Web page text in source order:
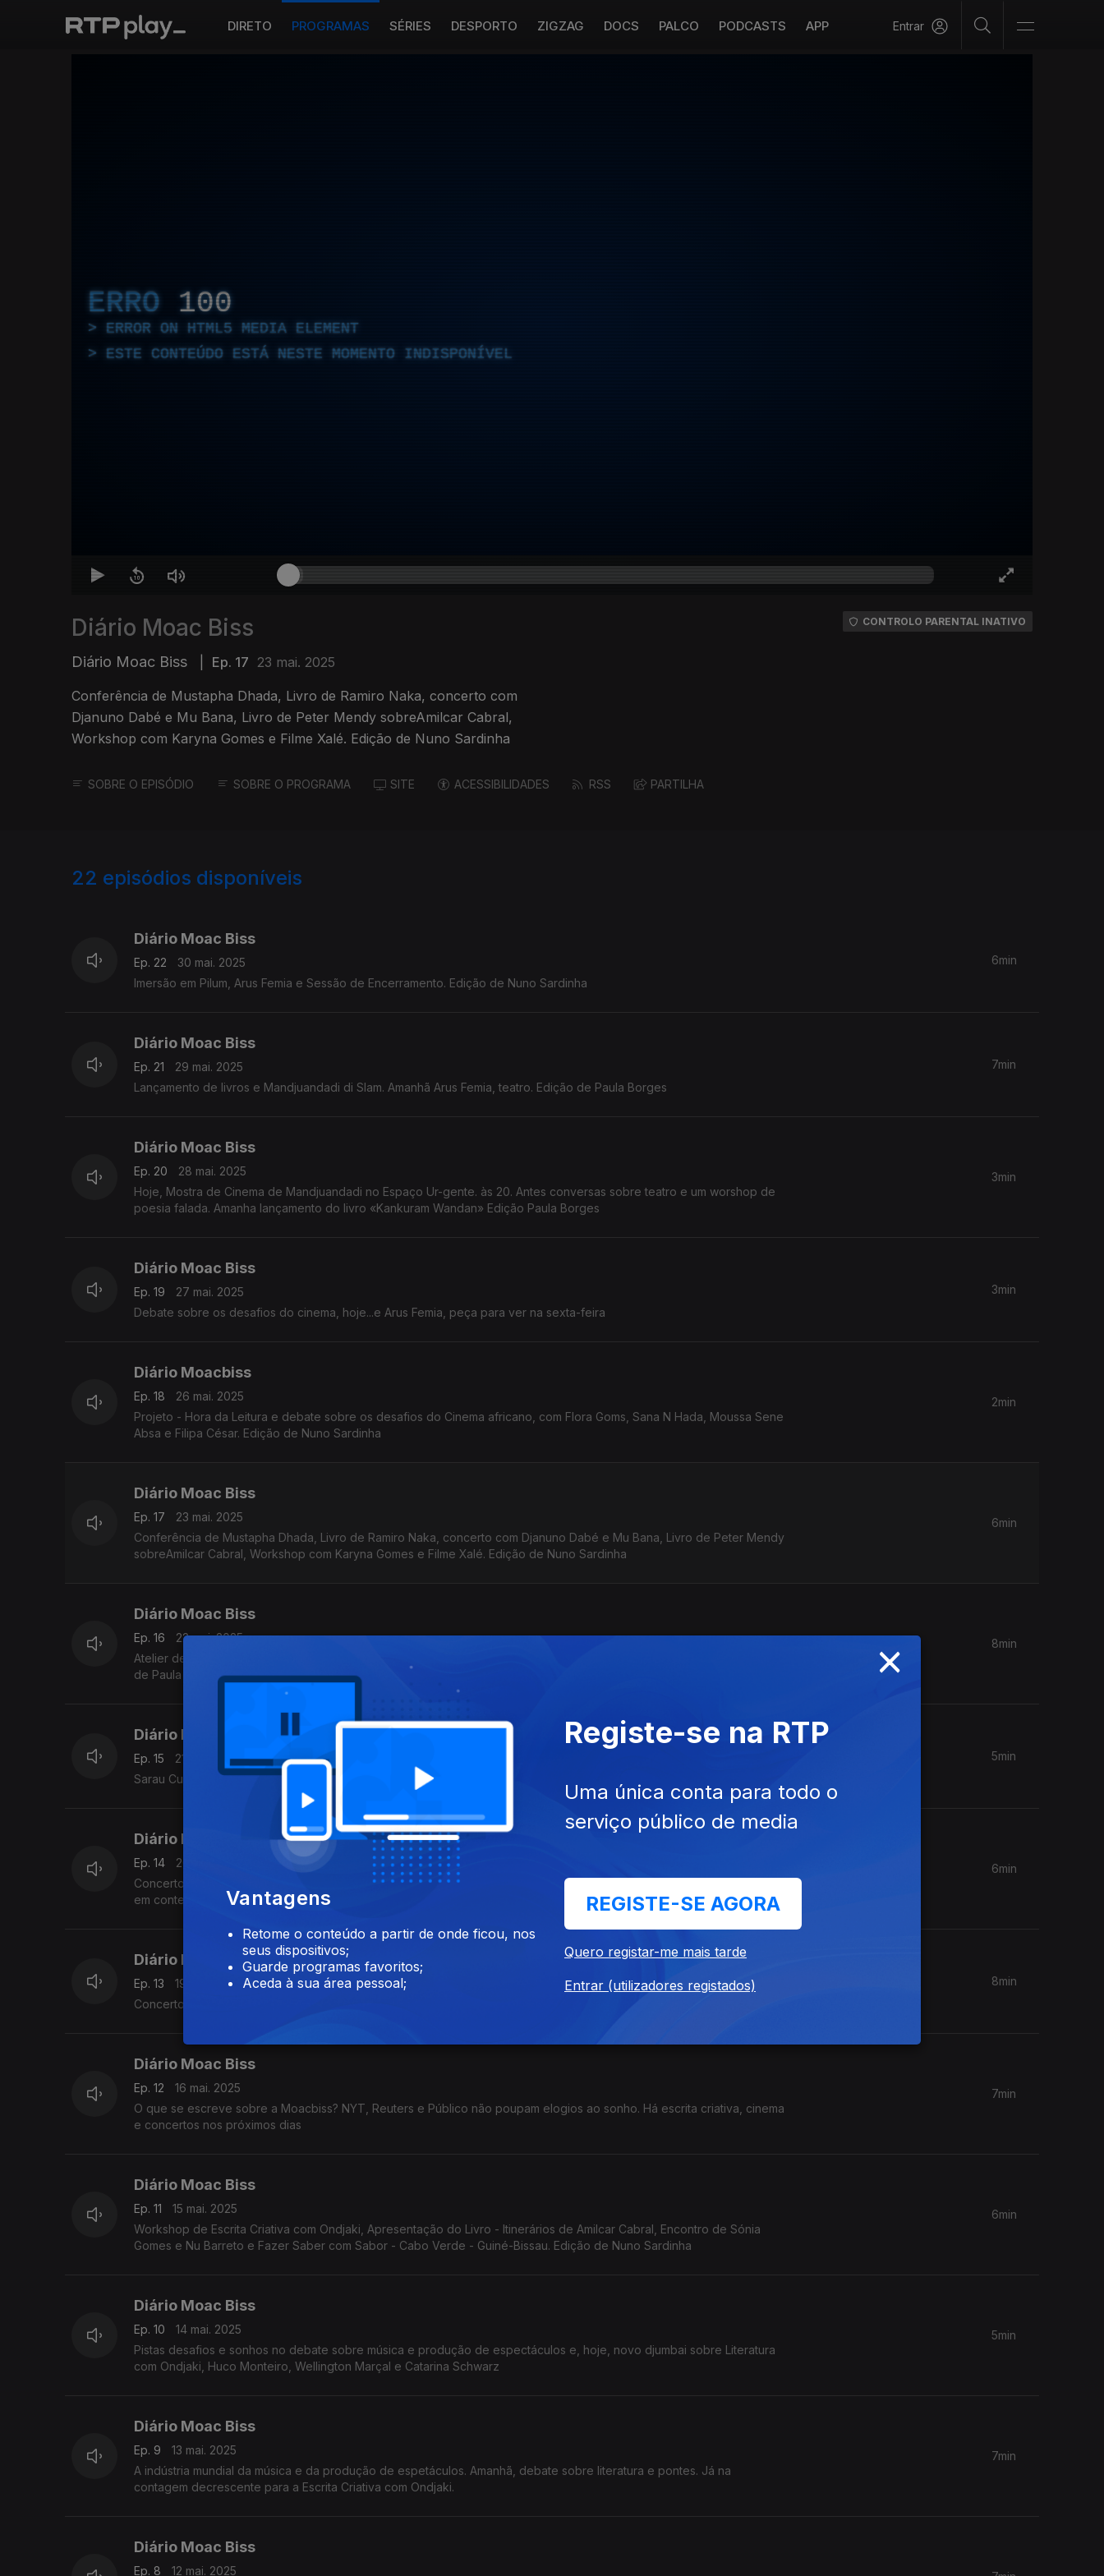
DIRETO PROGRAMAS SÉRIES DESPORTO ZIGZAG DOCS PALCO PODCASTS APP Entrar
ERRO 100
ERROR ON HTML5 MEDIA ELEMENT
ESTE CONTEÚDO ESTÁ NESTE MOMENTO INDISPONÍVEL
Diário Moac Biss
Diário Moac Biss Ep. 17 23 mai. 2025
Conferência de Mustapha Dhada, Livro de Ramiro Naka, concerto com
Djanuno Dabé e Mu Bana, Livro de Peter Mendy sobreAmilcar Cabral,
Workshop com Karyna Gomes e Filme Xalé. Edição de Nuno Sardinha
CONTROLO PARENTAL INATIVO
SOBRE O EPISÓDIO SOBRE O PROGRAMA SITE ACESSIBILIDADES RSS PARTILHA
22 episódios disponíveis
Diário Moac Biss
Ep. 22
30 mai. 2025
Imersão em Pilum, Arus Femia e Sessão de Encerramento. Edição de Nuno Sardinha
6min
Diário Moac Biss
Ep. 21
29 mai. 2025
Lançamento de livros e Mandjuandadi di Slam. Amanhã Arus Femia, teatro. Edição de Paula Borges
7min
Diário Moac Biss
Ep. 20
28 mai. 2025
Hoje, Mostra de Cinema de Mandjuandadi no Espaço Ur-gente. às 20. Antes conversas sobre teatro e um worshop de
poesia falada. Amanha lançamento do livro «Kankuram Wandan» Edição Paula Borges
3min
Diário Moac Biss
Ep. 19
27 mai. 2025
Debate sobre os desafios do cinema, hoje...e Arus Femia, peça para ver na sexta-feira
3min
Diário Moacbiss
Ep. 18
26 mai. 2025
Projeto - Hora da Leitura e debate sobre os desafios do Cinema africano, com Flora Goms, Sana N Hada, Moussa Sene
Absa e Filipa César. Edição de Nuno Sardinha
2min
Diário Moac Biss
Ep. 17
23 mai. 2025
Conferência de Mustapha Dhada, Livro de Ramiro Naka, concerto com Djanuno Dabé e Mu Bana, Livro de Peter Mendy
sobreAmilcar Cabral, Workshop com Karyna Gomes e Filme Xalé. Edição de Nuno Sardinha
6min
Diário Moac Biss
Ep. 16
22 mai. 2025
Atelier de validação do curso profissional em Gestão Cultural, hoje. Sons de ontem em Bandim e na Tiniguena. Edição
de Paula Borges
8min
Diário Moac Biss
Ep. 15
21 mai. 2025
Sarau Cultural dos Netos de Bandim e showcase de Vinicius Terra e Amigos da Guiné. Edição de Paula Borges
5min
Diário Moac Biss
Ep. 14
20 mai. 2025
Concerto de Bia Ferreira e mais uma conversa: Como se « mobiliza» a mobilidade dos artistas e fazedores de cultura
em contextos frágeis?
6min
Diário Moac Biss
Ep. 13
19 mai. 2025
Concerto de Bia Ferreira, cantora compositora, activista brasileira. Hoje às 20h
8min
Diário Moac Biss
Ep. 12
16 mai. 2025
O que se escreve sobre a Moacbiss? NYT, Reuters e Público não poupam elogios ao sonho. Há escrita criativa, cinema
e concertos nos próximos dias
7min
Diário Moac Biss
Ep. 11
15 mai. 2025
Workshop de Escrita Criativa com Ondjaki, Apresentação do Livro - Itinerários de Amilcar Cabral, Encontro de Sónia
Gomes e Nu Barreto e Fazer Saber com Sabor - Cabo Verde - Guiné-Bissau. Edição de Nuno Sardinha
6min
Diário Moac Biss
Ep. 10
14 mai. 2025
Pistas desafios e sonhos no debate sobre música e produção de espectáculos e, hoje, novo djumbai sobre Literatura
com Ondjaki, Huco Monteiro, Wellington Marçal e Catarina Schwarz
5min
Diário Moac Biss
Ep. 9
13 mai. 2025
A indústria mundial da música e da produção de espetáculos. Amanhã, debate sobre literatura e pontes. Já na
contagem decrescente para a Escrita Criativa com Ondjaki.
7min
Diário Moac Biss
Ep. 8
12 mai. 2025
×
Vantagens
Retome o conteúdo a partir de onde ficou, nos
seus dispositivos;
Guarde programas favoritos;
Aceda à sua área pessoal;
Registe-se na RTP
Uma única conta para todo o
serviço público de media
REGISTE-SE AGORA
Quero registar-me mais tarde
Entrar (utilizadores registados)